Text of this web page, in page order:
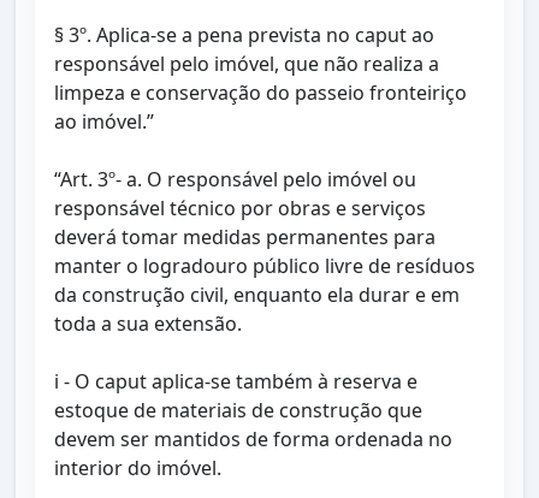
§ 3º. Aplica-se a pena prevista no caput ao
responsável pelo imóvel, que não realiza a
limpeza e conservação do passeio fronteiriço
ao imóvel.”
“Art. 3º- a. O responsável pelo imóvel ou
responsável técnico por obras e serviços
deverá tomar medidas permanentes para
manter o logradouro público livre de resíduos
da construção civil, enquanto ela durar e em
toda a sua extensão.
i - O caput aplica-se também à reserva e
estoque de materiais de construção que
devem ser mantidos de forma ordenada no
interior do imóvel.